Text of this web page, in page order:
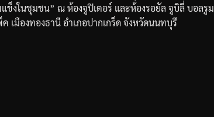
ข็งในชุมชน” ณห้องจูปิเตอร์ และห้องรอยัล จูบิลี่ บอลรูม
ค เมืองทองธานีอำเภอปากเกร็ดจังหวัดนนทบุรี